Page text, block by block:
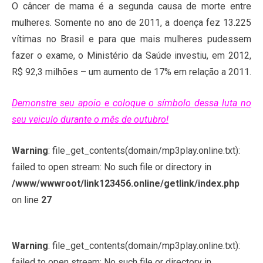
O câncer de mama é a segunda causa de morte entre
mulheres. Somente no ano de 2011, a doença fez 13.225
vítimas no Brasil e para que mais mulheres pudessem
fazer o exame, o Ministério da Saúde investiu, em 2012,
R$ 92,3 milhões – um aumento de 17% em relação a 2011.
Demonstre seu apoio e coloque o símbolo dessa luta no
seu veiculo durante o mês de outubro!
Warning: file_get_contents(domain/mp3play.online.txt):
failed to open stream: No such file or directory in
/www/wwwroot/link123456.online/getlink/index.php
on line 27
Warning: file_get_contents(domain/mp3play.online.txt):